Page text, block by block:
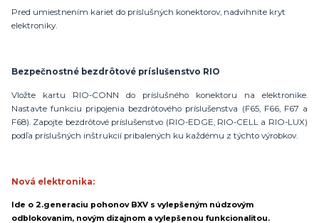
Pred umiestnením kariet do príslušných konektorov, nadvihnite kryt
elektroniky.
Bezpečnostné bezdrôtové príslušenstvo RIO
Vložte kartu RIO-CONN do príslušného konektoru na elektronike.
Nastavte funkciu pripojenia bezdrôtového príslušenstva (F65, F66, F67 a
F68). Zapojte bezdrôtové príslušenstvo (RIO-EDGE, RIO-CELL a RIO-LUX)
podľa príslušných inštrukcií pribalených ku každému z týchto výrobkov.
Nová elektronika:
Ide o 2.generaciu pohonov BXV s vylepšeným núdzovým
odblokovanim, novým dizajnom a vylepšenou funkcionalitou.